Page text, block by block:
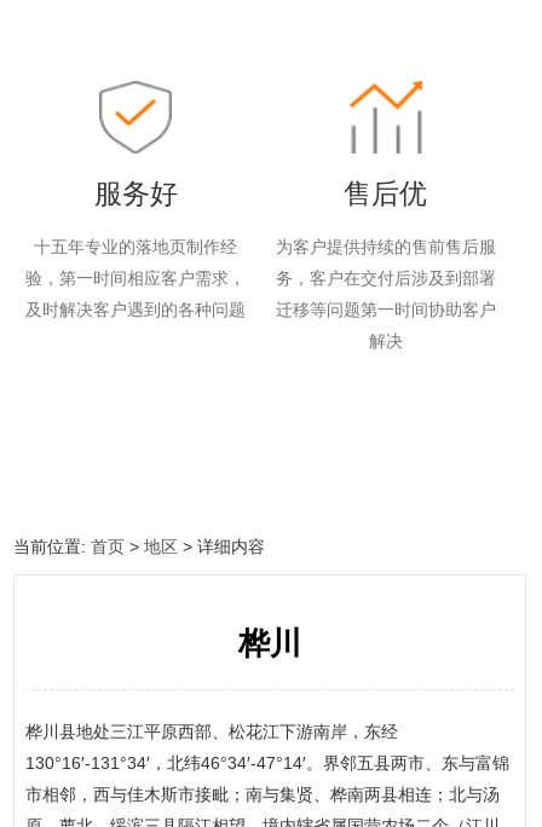
服务好
十五年专业的落地页制作经
验，第一时间相应客户需求，
及时解决客户遇到的各种问题
售后优
为客户提供持续的售前售后服
务，客户在交付后涉及到部署
迁移等问题第一时间协助客户
解决
当前位置:首页 >地区 > 详细内容
桦川
桦川县地处三江平原西部、松花江下游南岸，东经
130°16′-131°34′，北纬46°34′-47°14′。界邻五县两市、东与富锦
市相邻，西与佳木斯市接毗；南与集贤、桦南两县相连；北与汤